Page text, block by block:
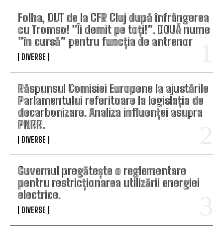
Folha, OUT de la CFR Cluj după înfrângerea
cu Tromso! ”Îi demit pe toți!”. DOUĂ nume
”în cursă” pentru funcția de antrenor
DIVERSE
Răspunsul Comisiei Europene la ajustările
Parlamentului referitoare la legislația de
decarbonizare. Analiza influenței asupra
PNRR.
DIVERSE
Guvernul pregătește o reglementare
pentru restricționarea utilizării energiei
electrice.
DIVERSE